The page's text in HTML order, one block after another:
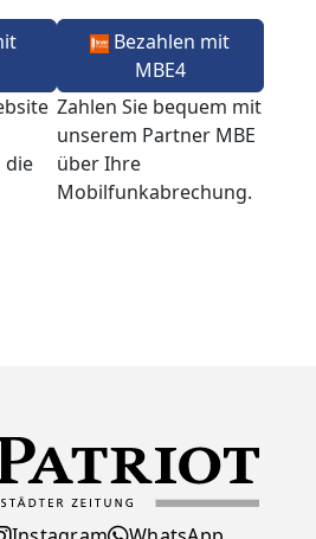
die
Bezahlen mit
MBE4
Zahlen Sie bequem mit
unserem Partner MBE
über Ihre
Mobilfunkabrechung.